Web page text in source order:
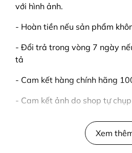
với hình ảnh.
- Hoàn tiền nếu sản phẩm
- Đổi trả trong vòng 7 ngày
tả
- Cam kết hàng chính hãng
- Cam kết ảnh do shop tự chụp
#hoodie #unisex #freesize
Xem